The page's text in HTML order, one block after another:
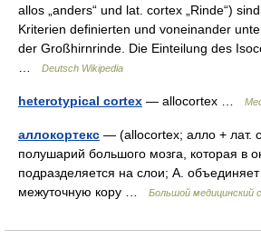
allos „anders“ und lat. cortex „Rinde“)
Kriterien definierten und voneinander
der Großhirnrinde. Die Einteilung des
…
Deutsch Wikipedia
heterotypical cortex — allocortex …
аллокортекс — (allocortex; алло + лат.
полушарий большого мозга, которая в
подразделяется на слои; А.
межуточную кору …
Большой медицинский